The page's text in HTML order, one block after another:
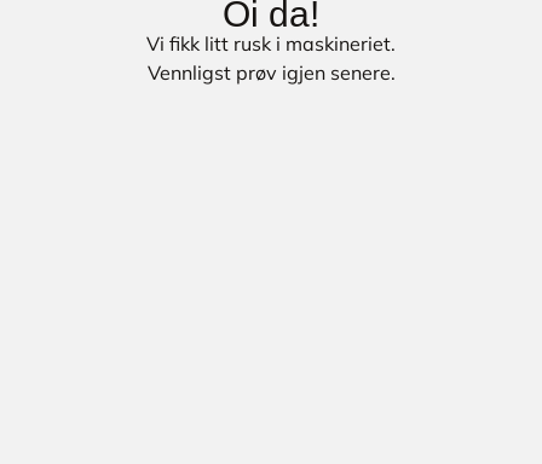
Oi da!
Vi fikk litt rusk i maskineriet.
Vennligst prøv igjen senere.